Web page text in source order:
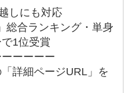
しにも対応
総合ランキング・単身
1位受賞
ーーーー
詳細ページURL」を